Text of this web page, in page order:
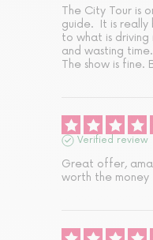
The City Tour is
guide.  It is
to what is
and wasting time.
The show is fine.
Verified review
Great offer,
worth the money